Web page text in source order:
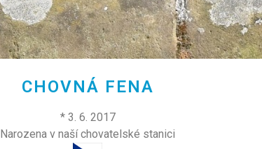
CHOVNÁ FENA
* 3. 6. 2017
Narozena v naší chovatelské stanici